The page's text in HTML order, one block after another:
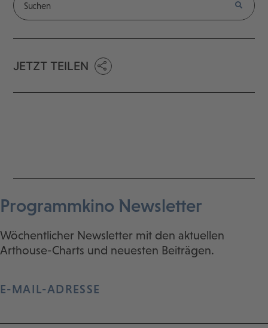
JETZT TEILEN
Programmkino Newsletter
Wöchentlicher Newsletter mit den aktuellen
Arthouse-Charts und neuesten Beiträgen.
E-MAIL-ADRESSE